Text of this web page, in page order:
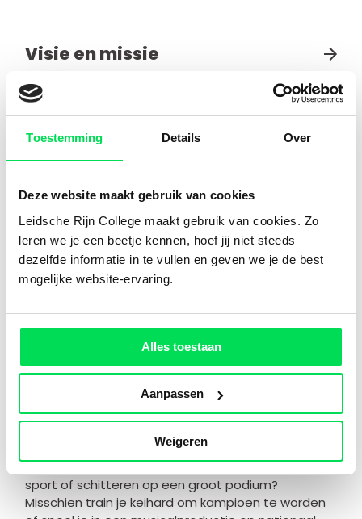
Toestemming Details Over
Deze website maakt gebruik van cookies
Leidsche Rijn College maakt gebruik van cookies. Zo
leren we je een beetje kennen, hoef jij niet steeds
dezelfde informatie in te vullen en geven we je de best
mogelijke website-ervaring.
Alles toestaan
Aanpassen
Weigeren
Visie en missie
Het Leidsche Rijn College is een school die
leerlingen voorbereidt op een wereld die continu in
beweging is. We bieden eigentijds onderwijs waarin
groei, samenwerking en ontwikkeling centraal
Schoolleiding
Een team van betrokken en ervaren schoolleiders
ervoor dat de school goed functioneert zodat
leerlingen en docenten het beste uit zichzelf
kunnen halen. De schoolleiding is verantwoordelijk
voor het onderwijs, de begeleiding en de
organisatie binnen de school.
Top(sport) Talent
Droom jij van de top? Wil je de beste worden in jouw
sport of schitteren op een groot podium?
Misschien train je keihard om kampioen te worden